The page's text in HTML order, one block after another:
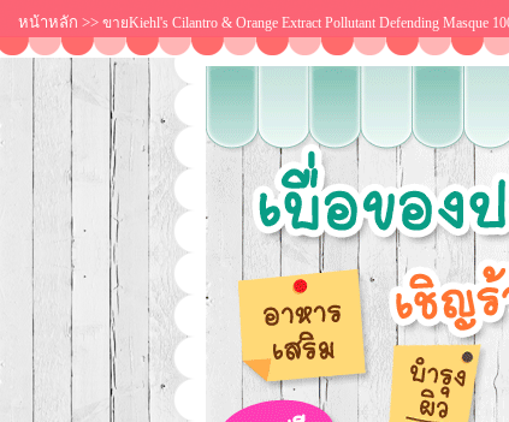
หน้าหลัก >> ขายKiehl's Cilantro & Orange Extract Pollutant Defending